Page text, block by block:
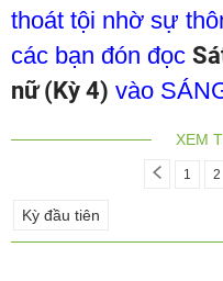
thoát tội nhờ sự
các bạn đón đọc
nữ (Kỳ 4) vào
XEM
1 2
Kỳ đầu tiên